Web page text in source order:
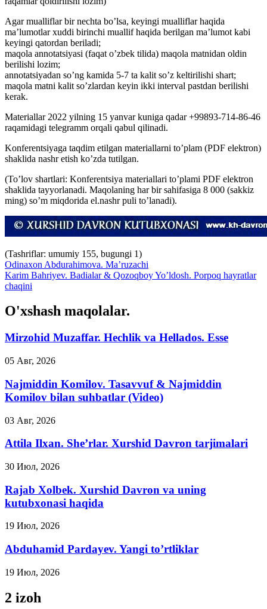
Agar mualliflar bir nechta bo’lsa, keyingi mualliflar haqida
ma’lumotlar xuddi birinchi muallif haqida berilgan ma’lumot kabi
keyingi qatordan beriladi;
maqola annotatsiyasi (faqat o’zbek tilida) maqola matnidan oldin
berilishi lozim;
annotatsiyadan so’ng kamida 5-7 ta kalit so’z keltirilishi shart;
maqola matni kalit so’zlardan keyin ikki interval pastdan berilishi
kerak.
Materiallar 2022 yilning 15 yanvar kuniga qadar +99893-714-86-46
raqamidagi telegramm orqali qabul qilinadi.
Konferentsiyaga taqdim etilgan materiallarni to’plam (PDF elektron)
shaklida nashr etish ko’zda tutilgan.
(To’lov shartlari: Konferentsiya materiallari to’plami PDF elektron
shaklida tayyorlanadi. Maqolaning har bir sahifasiga 8 000 (sakkiz
ming) so’m miqdorida el.nashr puli to’lanadi).
(Tashriflar: umumiy 155, bugungi 1)
Odinaxon Abdurahimova. Ma’ruzachi
Karim Bahriyev. Badialar & Qozoqboy Yo’ldosh. Porpoq hayratlar
chaqini
O'xshash maqolalar.
Mirzohid Muzaffar. Hechlik va Hellados. Esse
05 Авг, 2026
Najmiddin Komilov. Tasavvuf & Najmiddin
Komilov bilan suhbatlar (Video)
03 Авг, 2026
Attila Ilxan. She’rlar. Xurshid Davron tarjimalari
30 Июл, 2026
Rajab Xolbek. Xurshid Davron va uning
kutubxonasi haqida
19 Июл, 2026
Abduhamid Pardayev. Yangi to’rtliklar
19 Июл, 2026
2 izoh